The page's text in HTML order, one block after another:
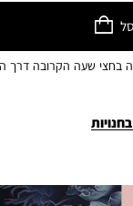
בחצי שעה הקרובה דרך